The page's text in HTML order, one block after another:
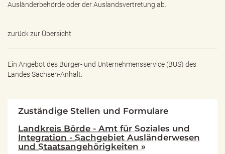
Ausländerbehörde oder der Auslandsvertretung ab.
zurück zur Übersicht
Ein Angebot des Bürger- und Unternehmensservice (BUS) des
Landes Sachsen-Anhalt.
Zuständige Stellen und Formulare
Landkreis Börde - Amt für Soziales und
Integration - Sachgebiet Ausländerwesen
und Staatsangehörigkeiten »